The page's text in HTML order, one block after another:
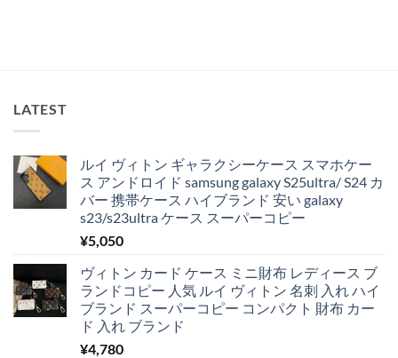
LATEST
ルイ ヴィトン ギャラクシーケース スマホケー
ス アンドロイド samsung galaxy S25ultra/ S24 カ
バー 携帯ケース ハイブランド 安い galaxy
s23/s23ultra ケース スーパーコピー
¥5,050
ヴィトン カード ケース ミニ財布 レディース ブ
ランドコピー 人気 ルイ ヴィトン 名刺 入れ ハイ
ブランド スーパーコピー コンパクト 財布 カー
ド 入れ ブランド
¥4,780